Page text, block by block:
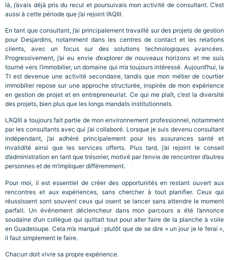
là, j’avais déjà pris du recul et poursuivais mon activité de consultant. C’est
aussi à cette période que j’ai rejoint l’AQIII.
En tant que consultant, j’ai principalement travaillé sur des projets de gestion
pour Desjardins, notamment dans les centres de contact et les relations
clients, avec un focus sur des solutions technologiques avancées.
Progressivement, j’ai eu envie d’explorer de nouveaux horizons et me suis
tourné vers l’immobilier, un domaine qui m’a toujours intéressé. Aujourd’hui, la
TI est devenue une activité secondaire, tandis que mon métier de courtier
immobilier repose sur une approche structurée, inspirée de mon expérience
en gestion de projet et en entrepreneuriat. Ce qui me plaît, c’est la diversité
des projets, bien plus que les longs mandats institutionnels.
L’AQIII a toujours fait partie de mon environnement professionnel, notamment
par les consultants avec qui j’ai collaboré. Lorsque je suis devenu consultant
indépendant, j’ai adhéré principalement pour les assurances santé et
invalidité ainsi que les services offerts. Plus tard, j’ai rejoint le conseil
d’administration en tant que trésorier, motivé par l’envie de rencontrer d’autres
personnes et de m’impliquer différemment.
Pour moi, il est essentiel de créer des opportunités en restant ouvert aux
rencontres et aux expériences, sans chercher à tout planifier. Ceux qui
réussissent sont souvent ceux qui osent se lancer sans attendre le moment
parfait. Un événement déclencheur dans mon parcours a été l’annonce
soudaine d’un collègue qui quittait tout pour aller faire de la planche à voile
en Guadeloupe. Cela m’a marqué : plutôt que de se dire « un jour je le ferai »,
il faut simplement le faire.
Chacun doit vivre sa propre expérience.